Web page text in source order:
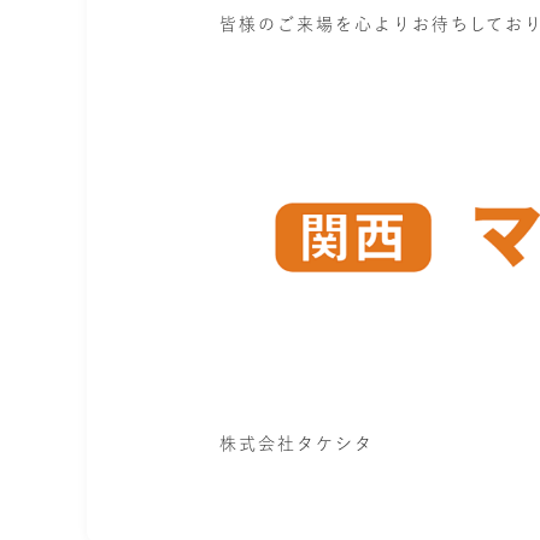
皆様のご来場を心よりお待ちしてお
株式会社タケシタ